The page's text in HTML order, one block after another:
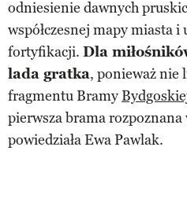
odniesienie dawnych
współczesnej mapy miasta
fortyfikacji. Dla
lada gratka, ponieważ nie
fragmentu Bramy
pierwsza brama
powiedziała Ewa Pawlak.